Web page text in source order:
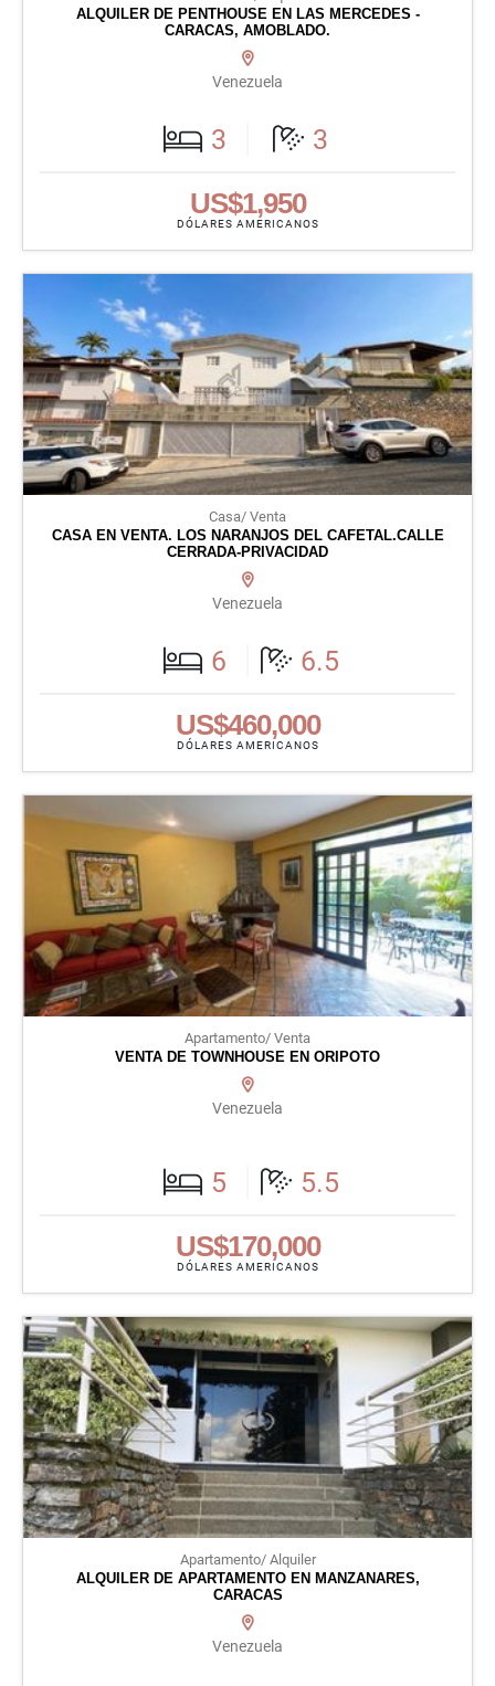
ALQUILER DE PENTHOUSE EN LAS MERCEDES -
CARACAS, AMOBLADO.
Venezuela
3 3
US$1,950
DÓLARES AMERICANOS
Casa/ Venta
CASA EN VENTA. LOS NARANJOS DEL CAFETAL.CALLE
CERRADA-PRIVACIDAD
Venezuela
6 6.5
US$460,000
DÓLARES AMERICANOS
Apartamento/ Venta
VENTA DE TOWNHOUSE EN ORIPOTO
Venezuela
5 5.5
US$170,000
DÓLARES AMERICANOS
Apartamento/ Alquiler
ALQUILER DE APARTAMENTO EN MANZANARES,
CARACAS
Venezuela